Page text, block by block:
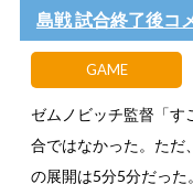
島戦 試合終了後コ
GAME
ゼムノビッチ監督「す
合ではなかった。ただ
の展開は5分5分だった